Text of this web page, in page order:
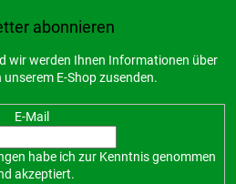
abonnieren
wir werden Ihnen Informationen über
E-Shop zusenden.
E-Mail
habe ich zur Kenntnis genommen
akzeptiert.